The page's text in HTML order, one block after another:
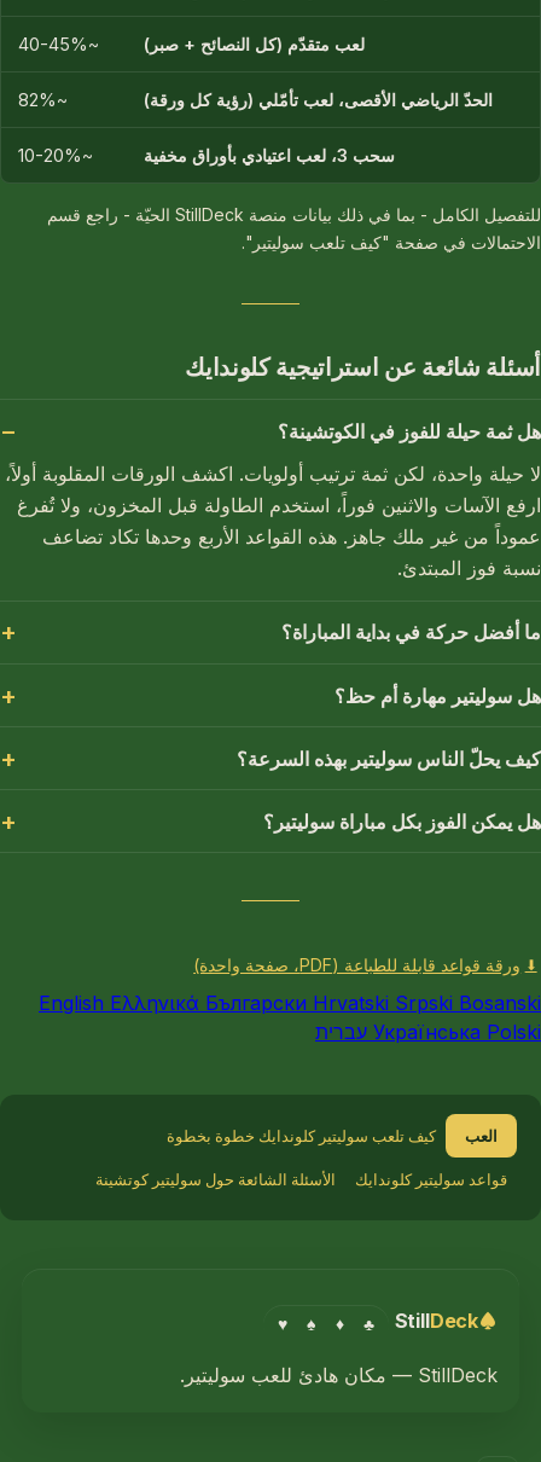
لعب متقدّم (كل النصائح + صبر) ~40-45%
الحدّ الرياضي الأقصى، لعب تأمّلي (رؤية كل ورقة) ~82%
سحب 3، لعب اعتيادي بأوراق مخفية ~10-20%
للتفصيل الكامل - بما في ذلك بيانات منصة StillDeck الحيّة - راجع قسم
الاحتمالات في صفحة "كيف تلعب سوليتير".
أسئلة شائعة عن استراتيجية كلوندايك
هل ثمة حيلة للفوز في الكوتشينة؟
لا حيلة واحدة، لكن ثمة ترتيب أولويات. اكشف الورقات المقلوبة أولاً،
ارفع الآسات والاثنين فوراً، استخدم الطاولة قبل المخزون، ولا تُفرغ
عموداً من غير ملك جاهز. هذه القواعد الأربع وحدها تكاد تضاعف
نسبة فوز المبتدئ.
ما أفضل حركة في بداية المباراة؟
هل سوليتير مهارة أم حظ؟
كيف يحلّ الناس سوليتير بهذه السرعة؟
هل يمكن الفوز بكل مباراة سوليتير؟
⬇ ورقة قواعد قابلة للطباعة (PDF، صفحة واحدة)
English Ελληνικά Български Hrvatski Srpski Bosanski
Українська Polski עברית
العب كيف تلعب سوليتير كلوندايك خطوة بخطوة
قواعد سوليتير كلوندايك الأسئلة الشائعة حول سوليتير كوتشينة
StillDeck
♥ ♠ ♦ ♣
StillDeck — مكان هادئ للعب سوليتير.